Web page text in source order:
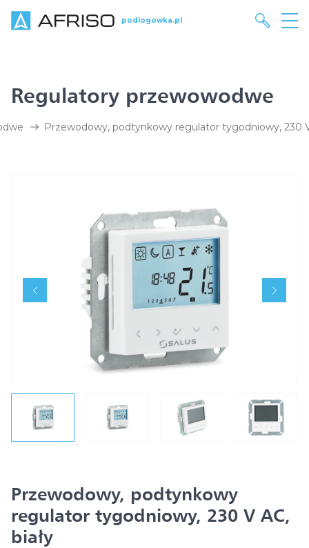
podlogowka.pl
Regulatory przewowodwe
Przewodowy, podtynkowy regulator tygodniowy, 230 V
Przewodowy, podtynkowy
regulator tygodniowy, 230 V AC,
biały